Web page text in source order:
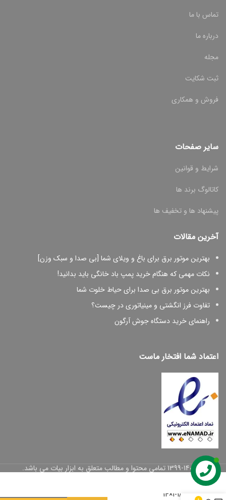
تماس با ما
درباره ما
مجله
ثبت شکایت
فروش و همکاری
سایر صفحات
شرایط و قوانین
کاتالوگ برند ها
پیشنهاد ها و تخفیف ها
آخرین مقالات
بهترین موتور برق برای باغ و ویلای شما [بی صدا و سبک وزن]
نکات مهمی که هنگام خرید پمپ باد خانگی باید بدانید!
بهترین موتور برق بی صدا برای حیاط خلوت شما
تفاوت فرز انگشتی و مینیاتوری در چیست؟
راهنمای خرید دستگاه جوش آرگون
اعتماد شما افتخار ماست
© 1399-1402 تمامی محتوا و مطالب متعلق به ابزار بیات می باشد.
شیروانی
بکسی
1/2-1×14